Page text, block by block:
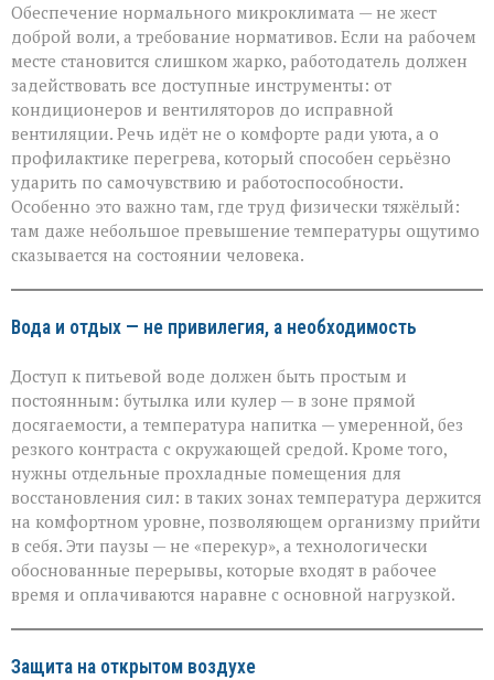
Обеспечение нормального микроклимата — не жест
доброй воли, а требование нормативов. Если на рабочем
месте становится слишком жарко, работодатель должен
задействовать все доступные инструменты: от
кондиционеров и вентиляторов до исправной
вентиляции. Речь идёт не о комфорте ради уюта, а о
профилактике перегрева, который способен серьёзно
ударить по самочувствию и работоспособности.
Особенно это важно там, где труд физически тяжёлый:
там даже небольшое превышение температуры ощутимо
сказывается на состоянии человека.
Вода и отдых — не привилегия, а необходимость
Доступ к питьевой воде должен быть простым и
постоянным: бутылка или кулер — в зоне прямой
досягаемости, а температура напитка — умеренной, без
резкого контраста с окружающей средой. Кроме того,
нужны отдельные прохладные помещения для
восстановления сил: в таких зонах температура держится
на комфортном уровне, позволяющем организму прийти
в себя. Эти паузы — не «перекур», а технологически
обоснованные перерывы, которые входят в рабочее
время и оплачиваются наравне с основной нагрузкой.
Защита на открытом воздухе